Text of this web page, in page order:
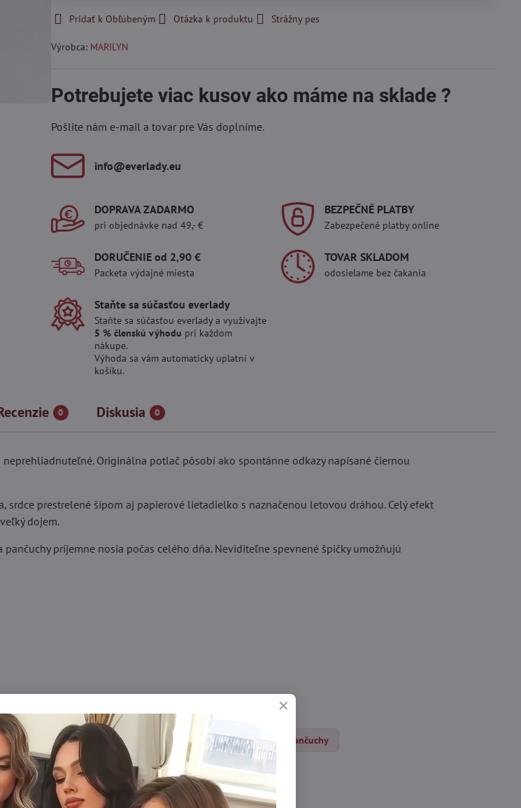
Pridať k Obľúbeným Otázka k produktu Strážny pes
Výrobca: MARILYN
Potrebujete viac kusov ako máme na sklade ?
Pošlite nám e-mail a tovar pre Vás doplníme.
info​@everlady​.eu
DOPRAVA ZADARMO
pri objednávke nad 49,- €
BEZPEČNÉ PLATBY
Zabezpečené platby online
DORUČENIE od 2,90 €
Packeta výdajné miesta
TOVAR SKLADOM
odosielame bez čakania
Staňte sa súčasťou everlady
Staňte sa súčasťou everlady a využívajte
5 % členskú výhodu pri každom
nákupe.
Výhoda sa vám automaticky uplatní v
košíku.
0 Diskusia 0
Originálna potlač pôsobí ako spontánne odkazy napísané čiernou
srdce prestrelené šípom aj papierové lietadielko s naznačenou letovou dráhou. Celý efekt
dojem.
príjemne nosia počas celého dňa. Neviditeľne spevnené špičky umožňujú
15-20 DEN Módne novinky Silonky DEN Pančuchy
BlueskyPinterestRedditLinkedInWhatsApp
E-
mail